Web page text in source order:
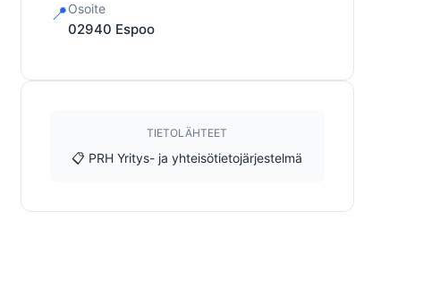
📍Osoite
02940 Espoo
TIETOLÄHTEET
📋 PRH Yritys- ja yhteisötietojärjestelmä